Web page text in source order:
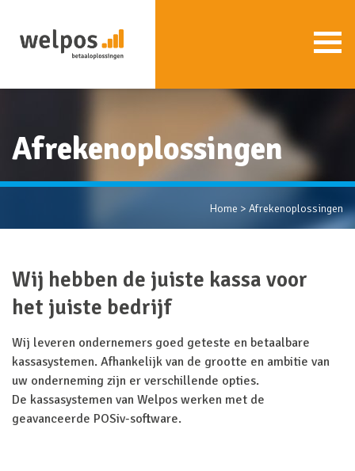
Afrekenoplossingen
Home > Afrekenoplossingen
Wij hebben de juiste kassa voor
het juiste bedrijf
Wij leveren ondernemers goed geteste en betaalbare
kassasystemen. Afhankelijk van de grootte en ambitie van
uw onderneming zijn er verschillende opties.
De kassasystemen van Welpos werken met de
geavanceerde POSiv-software.